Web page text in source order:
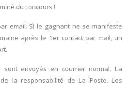
du concours !
email. Si le gagnant ne se manifeste
après le 1er contact par mail, un
sont envoyés en courrier normal. La
la responsabilité de La Poste. Les